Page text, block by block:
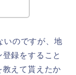
いのですが、地
録をすること
えて貰えたか